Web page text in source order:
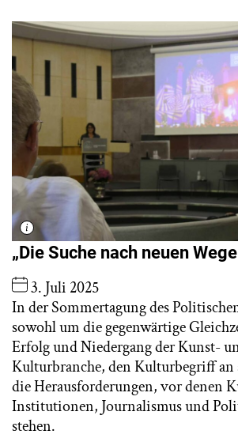
„Die Suche nach neuen
3. Juli 2025
In der Sommertagung des
sowohl um die gegenwärtige
Erfolg und Niedergang der Kunst-
Kulturbranche, den Kulturbegriff an
die Herausforderungen, vor denen
Institutionen, Journalismus und
stehen.